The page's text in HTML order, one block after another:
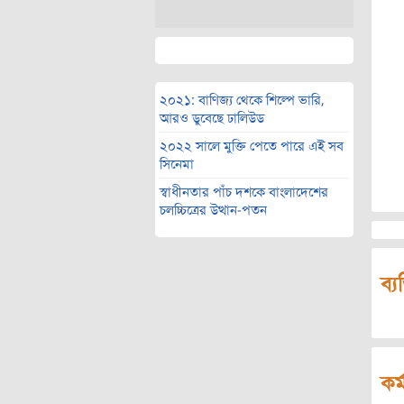
২০২১: বাণিজ্য থেকে শিল্পে ভারি,
আরও ডুবেছে ঢালিউড
২০২২ সালে মুক্তি পেতে পারে এই সব
সিনেমা
স্বাধীনতার পাঁচ দশকে বাংলাদেশের
চলচ্চিত্রের উত্থান-পতন